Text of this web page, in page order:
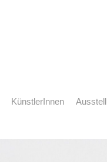
KünstlerInnen